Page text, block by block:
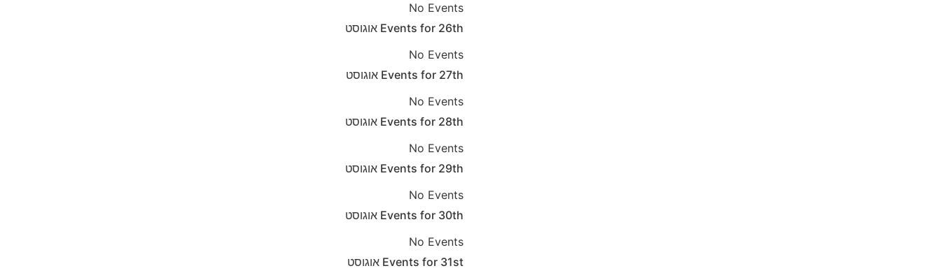
No Events
Events for 26th
אוגוסט
No Events
Events for 27th
אוגוסט
No Events
Events for 28th
אוגוסט
No Events
Events for 29th
אוגוסט
No Events
Events for 30th
אוגוסט
No Events
Events for 31st אוגוסט